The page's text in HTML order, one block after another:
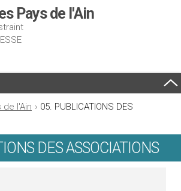
Pays de l'Ain
de l'Ain › 05. PUBLICATIONS DES
DES ASSOCIATIONS